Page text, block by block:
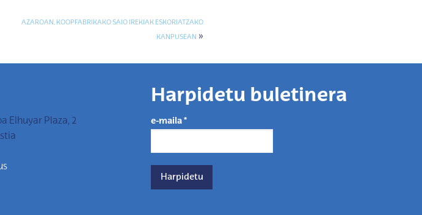
AZAROAN, KOOPFABRIKAKO SAIO IREKIAK ESKORIATZAKO
KANPUSEAN »
Elhuyar Plaza, 2
Harpidetu buletinera
e-maila*